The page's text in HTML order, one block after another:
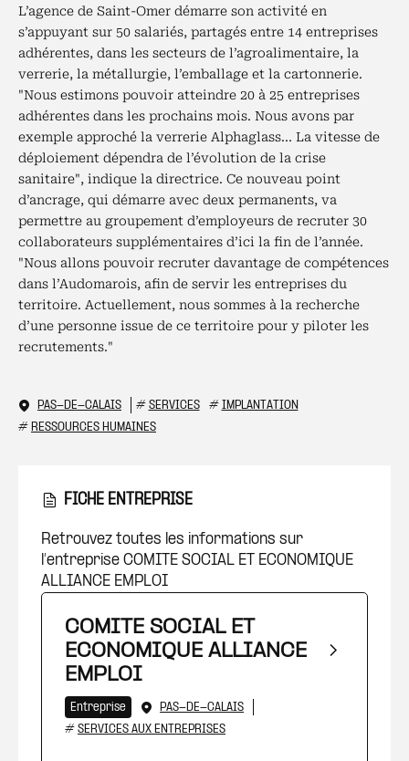
L’agence de Saint-Omer démarre son activité en
s’appuyant sur 50 salariés, partagés entre 14 entreprises
adhérentes, dans les secteurs de l’agroalimentaire, la
verrerie, la métallurgie, l’emballage et la cartonnerie.
"Nous estimons pouvoir atteindre 20 à 25 entreprises
adhérentes dans les prochains mois. Nous avons par
exemple approché la verrerie Alphaglass... La vitesse de
déploiement dépendra de l’évolution de la crise
sanitaire", indique la directrice. Ce nouveau point
d’ancrage, qui démarre avec deux permanents, va
permettre au groupement d’employeurs de recruter 30
collaborateurs supplémentaires d’ici la fin de l’année.
"Nous allons pouvoir recruter davantage de compétences
dans l’Audomarois, afin de servir les entreprises du
territoire. Actuellement, nous sommes à la recherche
d’une personne issue de ce territoire pour y piloter les
recrutements."
PAS-DE-CALAIS # SERVICES # IMPLANTATION
# RESSOURCES HUMAINES
FICHE ENTREPRISE
Retrouvez toutes les informations sur
l’entreprise COMITE SOCIAL ET ECONOMIQUE
ALLIANCE EMPLOI
COMITE SOCIAL ET
ECONOMIQUE ALLIANCE
EMPLOI
Entreprise
PAS-DE-CALAIS
# SERVICES AUX ENTREPRISES